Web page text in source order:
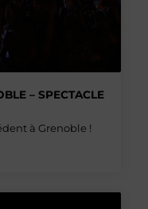
– SPECTACLE
à Grenoble !